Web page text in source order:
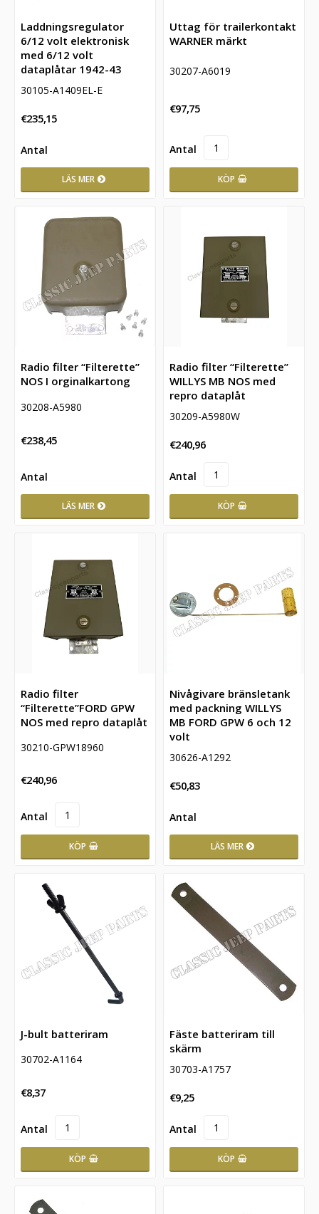
Laddningsregulator
6/12 volt elektronisk
med 6/12 volt
dataplåtar 1942-43
30105-A1409EL-E
€235,15
LÄS MER
Uttag för trailerkontakt
WARNER märkt
30207-A6019
€97,75
KÖP
Radio filter “Filterette”
NOS I orginalkartong
30208-A5980
€238,45
LÄS MER
Radio filter “Filterette”
WILLYS MB NOS med
repro dataplåt
30209-A5980W
€240,96
KÖP
Radio filter
“Filterette”FORD GPW
NOS med repro dataplåt
30210-GPW18960
€240,96
KÖP
Nivågivare bränsletank
med packning WILLYS
MB FORD GPW 6 och 12
volt
30626-A1292
€50,83
LÄS MER
J-bult batteriram
30702-A1164
€8,37
KÖP
Fäste batteriram till
skärm
30703-A1757
€9,25
KÖP